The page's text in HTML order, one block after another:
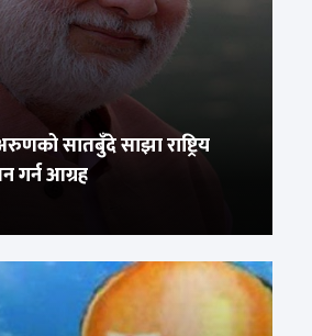
सातबुँदे साझा राष्ट्रिय
गर्न आग्रह